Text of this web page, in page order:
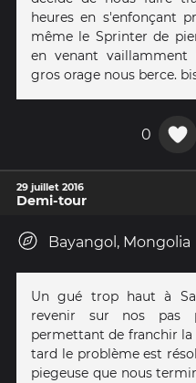
heures en s'enfonçant
même le Sprinter de
en venant vaillamment
gros orage nous berce.
0
29 juillet 2016
Demi-tour
Bayangol, Mongolia
Un gué trop haut à
revenir sur nos pas
permettant de franchir
tard le problème est
piegeuse que nous